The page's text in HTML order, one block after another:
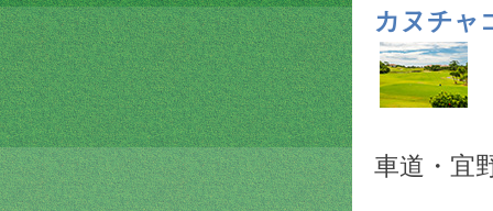
カヌチャ
車道・宜